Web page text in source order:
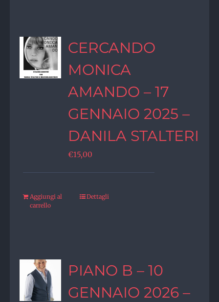
CERCANDO
MONICA
AMANDO – 17
GENNAIO 2025 –
DANILA STALTERI
€15,00
Aggiungi al
carrello
Dettagli
PIANO B – 10
GENNAIO 2026 –